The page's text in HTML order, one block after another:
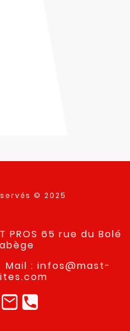
© 2025
PROS 65 rue du Bolé
: infos@mast-